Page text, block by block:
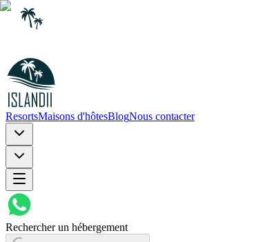
ResortsMaisons d'hôtesBlogNous contacter
Rechercher un hébergement